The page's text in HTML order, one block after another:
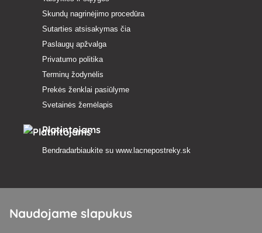
Skundų nagrinėjimo procedūra
Sutarties atsisakymas čia
Paslaugų apžvalga
Privatumo politika
Terminų žodynėlis
Prekės ženklai pasiūlyme
Svetainės žemėlapis
Platintojams
Bendradarbiaukite su www.lacnepostreky.sk
Visada suteiksime jums ekspertų patarimų
Naudojame slapukus